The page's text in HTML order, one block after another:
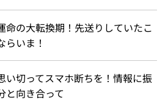
命の大転換期！先送りしていたこ
らいま！
い切ってスマホ断ちを！情報に振
と向き合って